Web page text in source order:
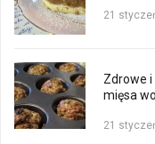
21
Zdrowe
mięsa
21